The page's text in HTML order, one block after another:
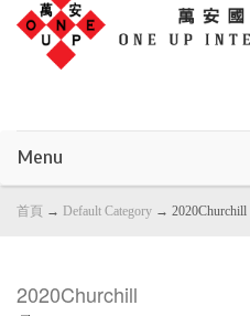
Menu
首頁 → Default Category → 2020Churchill
2020Churchill